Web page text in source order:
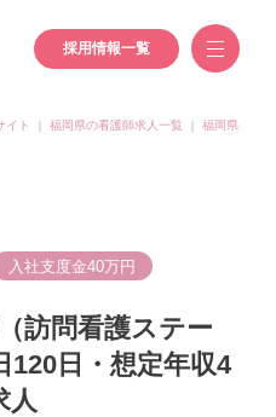
採用情報一覧
イト 福岡県の看護師求人一覧 福岡県(福岡
入社支度金40万円
訪問看護ステー
120日・想定年収4
人